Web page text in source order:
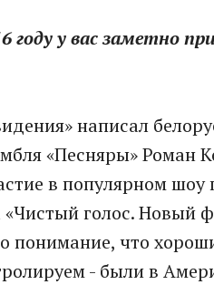
году у вас заметно
написал
«Песняры» Роман
в популярном
голос. Новый
понимание, что
- были в